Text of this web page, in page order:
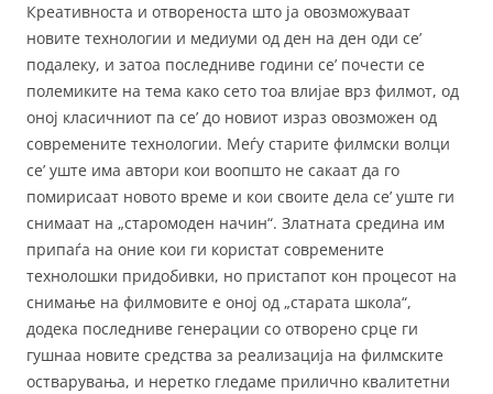
c
e
b
o
o
k
itt
er
ai
l
ss
e
n
g
er
Креативноста и отвореноста што ја овозможуваат
новите технологии и медиуми од ден на ден оди се’
подалеку, и затоа последниве години се’ почести се
полемиките на тема како сето тоа влијае врз филмот, од
оној класичниот па се’ до новиот израз овозможен од
современите технологии. Меѓу старите филмски волци
се’ уште има автори кои воопшто не сакаат да го
помирисаат новото време и кои своите дела се’ уште ги
снимаат на „старомоден начин“. Златната средина им
припаѓа на оние кои ги користат современите
технолошки придобивки, но пристапот кон процесот на
снимање на филмовите е оној од „старата школа“,
додека последниве генерации со отворено срце ги
гушнаа новите средства за реализација на филмските
остварувања, и неретко гледаме прилично квалитетни